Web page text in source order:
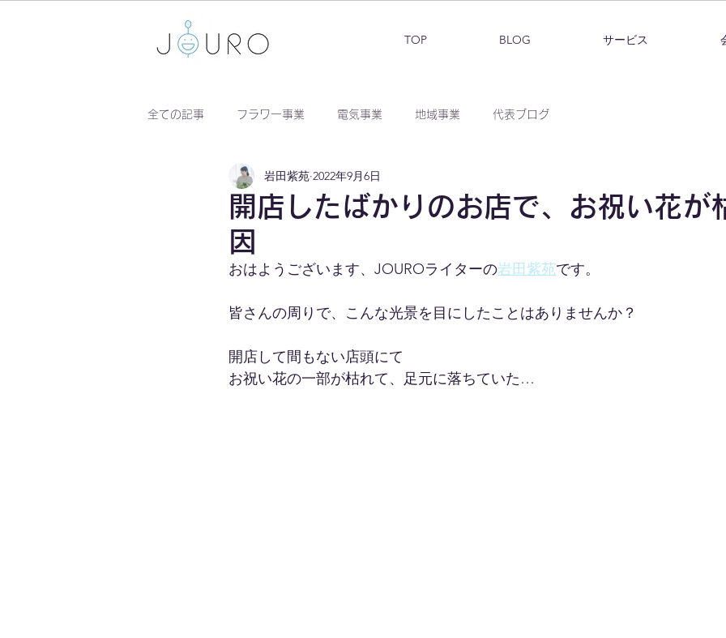
TOP BLOG サービス
全ての記事 フラワー事業 電気事業 地域事業 代表ブログ
開店したばかりのお店で、お祝い花が
因
岩田紫苑 2022年9月6日
おはようございます、JOUROライターの岩田紫苑です。
皆さんの周りで、こんな光景を目にしたことはありませんか？
開店して間もない店頭にて
お祝い花の一部が枯れて、足元に落ちていた…